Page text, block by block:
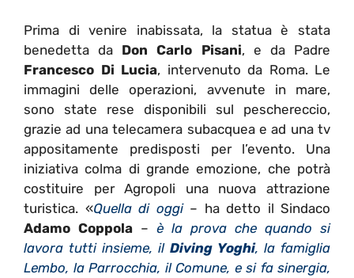
Prima di venire inabissata, la statua è stata
benedetta da Don Carlo Pisani, e da Padre
Francesco Di Lucia, intervenuto da Roma. Le
immagini delle operazioni, avvenute in mare,
sono state rese disponibili sul peschereccio,
grazie ad una telecamera subacquea e ad una tv
appositamente predisposti per l’evento. Una
iniziativa colma di grande emozione, che potrà
costituire per Agropoli una nuova attrazione
turistica. «Quella di oggi– ha detto il Sindaco
Adamo Coppola – è la prova che quando si
lavora tutti insieme, il Diving Yoghi, la famiglia
Lembo, la Parrocchia, il Comune, e si fa sinergia,